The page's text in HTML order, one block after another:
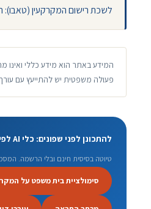
לשכת רישום המקרקעין (טאבו):
המידע באתר הוא מידע כללי ואינו
פעולה משפטית יש להתייעץ עם עורך
להתכונן לפני שפונים: כלי AI לפי הנושא של המדריך
טיוטה בסיסית חינם ובלי הרשמה.
סימולציית בית משפט על